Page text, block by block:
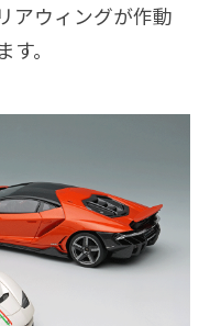
アウィングが作動
。